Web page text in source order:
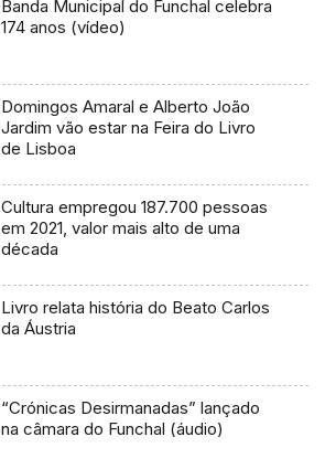
Banda Municipal do Funchal celebra
174 anos (vídeo)
Domingos Amaral e Alberto João
Jardim vão estar na Feira do Livro
de Lisboa
Cultura empregou 187.700 pessoas
em 2021, valor mais alto de uma
década
Livro relata história do Beato Carlos
da Áustria
“Crónicas Desirmanadas” lançado
na câmara do Funchal (áudio)